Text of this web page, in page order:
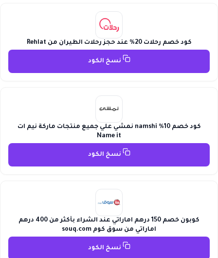
كود خصم رحلات 20% عند حجز رحلات الطيران من Rehlat
نسخ الكود
كود خصم 10% namshi نمشي علي جميع منتجات ماركة نيم ات
Name it
نسخ الكود
كوبون خصم 150 درهم اماراتي عند الشراء بأكثر من 400 درهم
اماراتي من سوق كوم souq.com
نسخ الكود